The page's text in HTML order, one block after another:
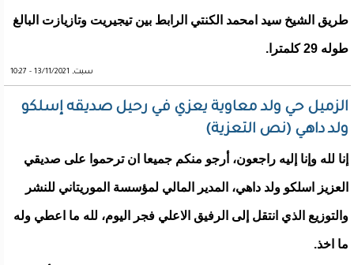
طريق الشيخ سيد امحمد الكنتي الرابط بين تيجيريت وتازيازت البالغ
طوله 29 كلمترا.
سبت, 13/11/2021 - 10:27
الزميل حي ولد معاوية يعزي في رحيل صديقه إسلكو
ولد داهي (نص التعزية)
إنا لله وإنا إليه راجعون، أرجو منكم جميعا ان ترحموا على صديقي
العزيز اسلكو ولد داهي، المدير المالي لمؤسسة الموريتاني للنشر
والتوزيع الذي انتقل إلى الرفيق الاعلي فجر اليوم، لله ما اعطي وله
ما اخذ.